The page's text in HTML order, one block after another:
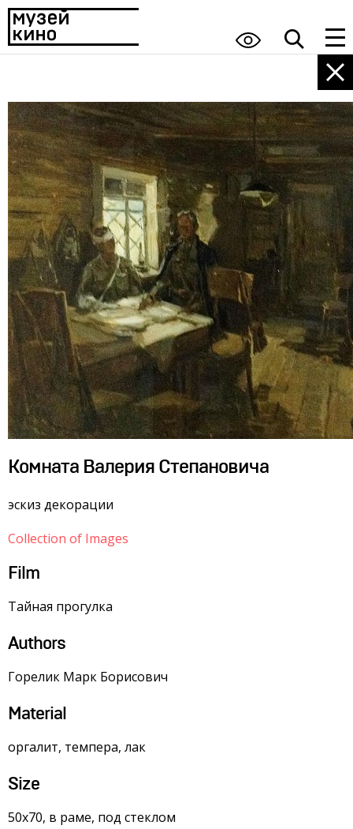
Комната Валерия Степановича
эскиз декорации
Collection of Images
Film
Тайная прогулка
Authors
Горелик Марк Борисович
Material
оргалит, темпера, лак
Size
50х70, в раме, под стеклом